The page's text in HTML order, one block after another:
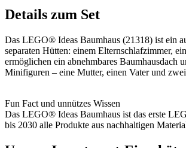
Details zum Set
Das LEGO® Ideas Baumhaus (21318) ist ein
separaten Hütten: einem Elternschlafzimmer,
ermöglichen ein abnehmbares Baumhausdach
Minifiguren – eine Mutter, einen Vater und
Fun Fact und unnützes Wissen
Das LEGO® Ideas Baumhaus ist das erste
bis 2030 alle Produkte aus nachhaltigen